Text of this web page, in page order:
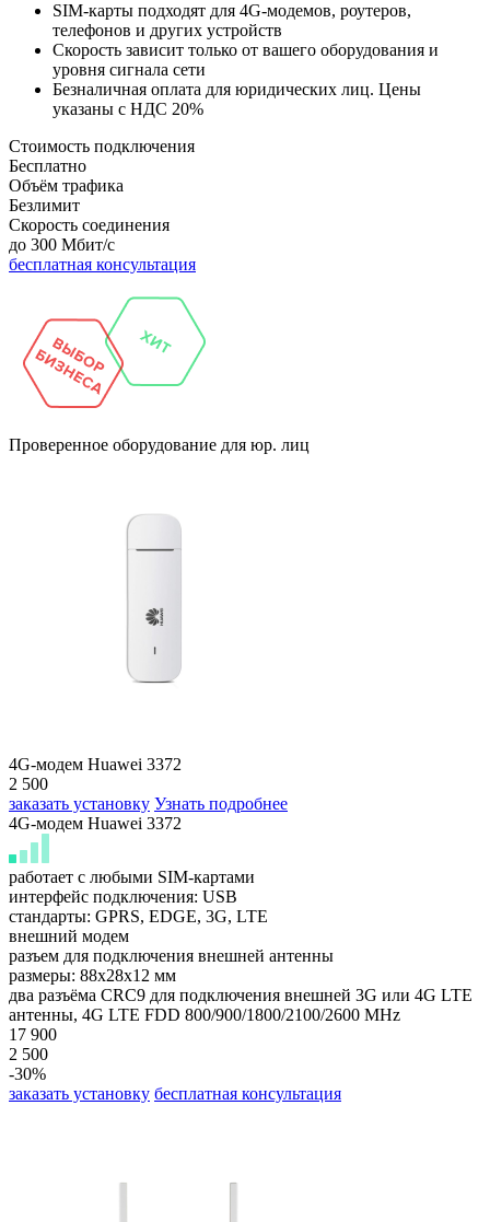
SIM-карты подходят для 4G-модемов, роутеров,
телефонов и других устройств
Скорость зависит только от вашего оборудования и
уровня сигнала сети
Безналичная оплата для юридических лиц. Цены
указаны с НДС 20%
Стоимость подключения
Бесплатно
Объём трафика
Безлимит
Скорость соединения
до 300 Мбит/с
бесплатная консультация
Проверенное оборудование для юр. лиц
4G-модем Huawei 3372
2 500
заказать установку Узнать подробнее
4G-модем Huawei 3372
работает с любыми SIM-картами
интерфейс подключения: USB
стандарты: GPRS, EDGE, 3G, LTE
внешний модем
разъем для подключения внешней антенны
размеры: 88x28x12 мм
два разъёма CRC9 для подключения внешней 3G или 4G LTE
антенны, 4G LTE FDD 800/900/1800/2100/2600 MHz
17 900
2 500
-30%
заказать установку бесплатная консультация